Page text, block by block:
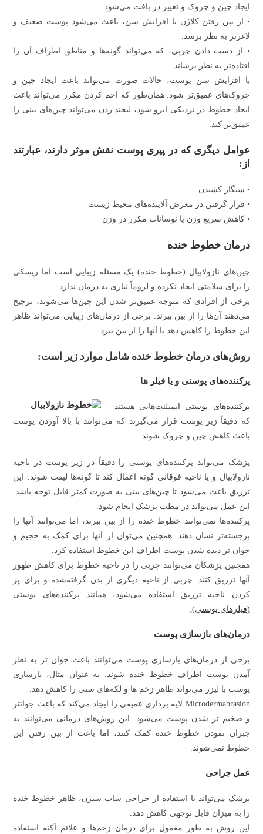
ایجاد چین و چروک و تغییر در بافت می‌شود.
• از بین رفتن کلاژن با افزایش سن، باعث می‌شود پوست ضعیف و
لاغرتر به نظر برسد.
• از دست دادن چربی، که می‌تواند گونه‌ها و مناطق اطراف آن را
افتاده‌تر به نظر برساند.
با افزایش سن پوست، حالات صورت می‌تواند باعث ایجاد چین و
چروک‌های عمیق‌تر شود. همان‌طور که اخم کردن مکرر می‌تواند باعث
ایجاد خطوط در نزدیکی ابرو شود، لبخند زدن می‌تواند چین‌های بینی را
عمیق‌تر کند.
عوامل دیگری که در پیری پوست نقش موثر دارند، عبارتند
از:
• سیگار کشیدن
• قرار گرفتن در معرض آلاینده‌های محیط زیست
• کاهش سریع وزن یا نوسانات مکرر در وزن
درمان خطوط خنده
چین‌های نازولابیال (خطوط خنده) یک مسئله زیبایی است اما ریسکی
را برای سلامتی ایجاد نکرده و لزوماً نیازی به درمان ندارد.
برخی از افرادی که متوجه عمیق‌تر شدن این چین‌ها می‌شوند، ترجیح
می‌دهند آن‌ها را از بین ببرند. برخی از درمان‌های زیبایی می‌تواند ظاهر
این خطوط را کاهش دهد یا آنها را از بین ببرد.
روش‌های درمان خطوط خنده شامل موارد زیر است:
پرکننده‌های پوستی و یا فیلر ها
پرکننده‌های پوستی ایمپلنت‌هایی هستند
که دقیقاً زیر پوست قرار می‌گیرند که می‌توانند با بالا آوردن پوست
باعث کاهش چین و چروک شوند.
پزشک می‌تواند پرکننده‌های پوستی را دقیقاً در زیر پوست در ناحیه
نازولابیال و یا ناحیه فوقانی گونه اعمال کند تا گونه‌ها لیفت شوند. این
تزریق باعث می‌شود تا چین‌های بینی به صورت کمتر قابل توجه باشد.
این عمل می‌تواند در مطب پزشک انجام شود.
پرکننده‌ها نمی‌توانند خطوط خنده را از بین ببرند، اما می‌توانند آنها را
برجسته‌تر نشان دهند. همچنین می‌توان از آنها برای کمک به حجیم و
جوان تر دیده شدن پوست اطراف این خطوط استفاده کرد.
همچنین پزشکان می‌توانند چربی را در ناحیه خطوط برای کاهش ظهور
آنها تزریق کنند. چربی از ناحیه دیگری از بدن گرفته‌شده و برای پر
کردن ناحیه تزریق استفاده می‌شود، همانند پرکننده‌های پوستی
(فیلرهای پوستی).
درمان‌های بازسازی پوست
برخی از درمان‌های بازسازی پوست می‌توانند باعث جوان تر به نظر
آمدن پوست اطراف خطوط خنده شوند. به عنوان مثال، بازسازی
پوست با لیزر می‌تواند ظاهر زخم ها و لکه‌های سنی را کاهش دهد.
Microdermabrasion لایه برداری عمیقی را ایجاد می‌کند که باعث جوانتر
و ضخیم تر شدن پوست می‌شود. این روش‌های درمانی می‌توانند به
جبران نمودن خطوط خنده کمک کنند، اما باعث از بین رفتن این
خطوط نمی‌شوند.
عمل جراحی
پزشک می‌تواند با استفاده از جراحی ساب سیژن، ظاهر خطوط خنده
را به میزان قابل توجهی کاهش دهد.
این روش به طور معمول برای درمان زخم‌ها و علائم آکنه استفاده